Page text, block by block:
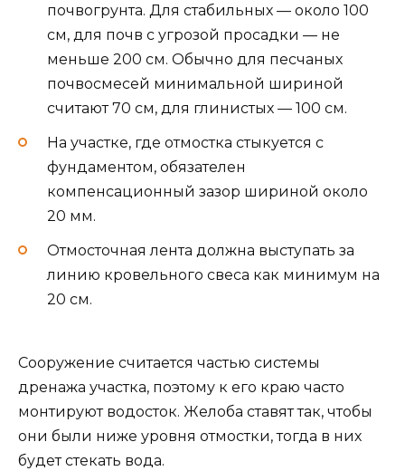
почвогрунта. Для стабильных — около 100
см, для почв с угрозой просадки — не
меньше 200 см. Обычно для песчаных
почвосмесей минимальной шириной
считают 70 см, для глинистых — 100 см.
На участке, где отмостка стыкуется с
фундаментом, обязателен
компенсационный зазор шириной около
20 мм.
Отмосточная лента должна выступать за
линию кровельного свеса как минимум на
20 см.
Сооружение считается частью системы
дренажа участка, поэтому к его краю часто
монтируют водосток. Желоба ставят так, чтобы
они были ниже уровня отмостки, тогда в них
будет стекать вода.